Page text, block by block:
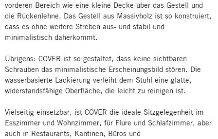
vorderen Bereich wie eine kleine Decke über das Gestell und
die Rückenlehne. Das Gestell aus Massivholz ist so konstruiert,
dass es ohne weitere Streben aus- und stabil und
minimalistisch daherkommt.
Übrigens: COVER ist so gestaltet, dass keine sichtbaren
Schrauben das minimalistische Erscheinungsbild stören. Die
wasserbasierte Lackierung verleiht dem Stuhl eine glatte,
widerstandsfähige Oberfläche, die leicht zu reinigen ist.
Vielseitig einsetzbar, ist COVER die ideale Sitzgelegenheit im
Esszimmer und Wohnzimmer, für Flure und Schlafzimmer, aber
auch in Restaurants, Kantinen, Büros und